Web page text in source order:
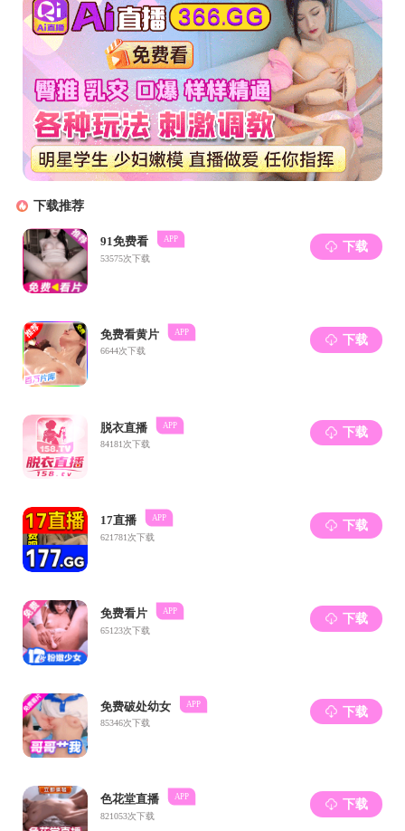
4月24日上午9点，成人导航 在生物材料楼
医学材料工程技术研究中心范红松副主任、樊渝